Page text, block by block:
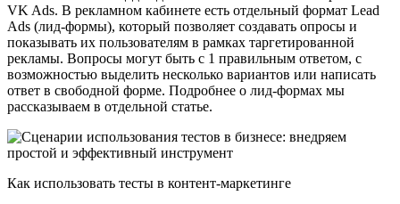
VK Ads. В рекламном кабинете есть отдельный формат Lead
Ads (лид-формы), который позволяет создавать опросы и
показывать их пользователям в рамках таргетированной
рекламы. Вопросы могут быть с 1 правильным ответом, с
возможностью выделить несколько вариантов или написать
ответ в свободной форме. Подробнее о лид-формах мы
рассказываем в отдельной статье.
Как использовать тесты в контент-маркетинге